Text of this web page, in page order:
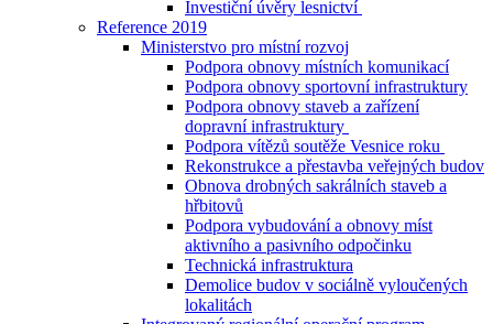
Investiční úvěry lesnictví
Reference 2019
Ministerstvo pro místní rozvoj
Podpora obnovy místních komunikací
Podpora obnovy sportovní infrastruktury
Podpora obnovy staveb a zařízení
dopravní infrastruktury
Podpora vítězů soutěže Vesnice roku
Rekonstrukce a přestavba veřejných budov
Obnova drobných sakrálních staveb a
hřbitovů
Podpora vybudování a obnovy míst
aktivního a pasivního odpočinku
Technická infrastruktura
Demolice budov v sociálně vyloučených
lokalitách